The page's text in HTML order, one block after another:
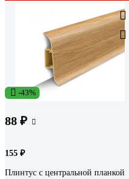
-43%
88 ₽
155 ₽
Плинтус с центральной планкой